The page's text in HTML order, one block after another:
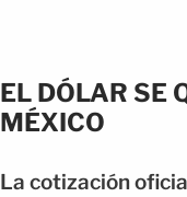
EL DÓLAR SE
MÉXICO
La cotización